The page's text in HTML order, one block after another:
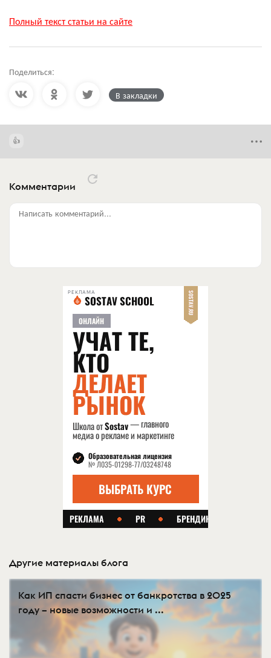
Полный текст статьи на сайте
Поделиться:
В закладки
Комментарии
Написать комментарий...
РЕКЛАМА
Другие материалы блога
Как ИП спасти бизнес от банкротства в 2025
году – новые возможности и ...